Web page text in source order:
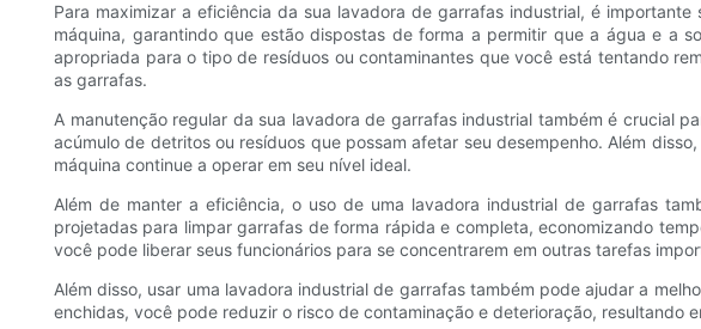
Para maximizar a eficiência da sua lavadora de garrafas industrial, é
máquina, garantindo que estão dispostas de forma a permitir que a água e a
apropriada para o tipo de resíduos ou contaminantes que você está tentando
as garrafas.
A manutenção regular da sua lavadora de garrafas industrial também é crucial
acúmulo de detritos ou resíduos que possam afetar seu desempenho. Além
máquina continue a operar em seu nível ideal.
Além de manter a eficiência, o uso de uma lavadora industrial de garrafas
projetadas para limpar garrafas de forma rápida e completa, economizando
você pode liberar seus funcionários para se concentrarem em outras tarefas
Além disso, usar uma lavadora industrial de garrafas também pode ajudar a
enchidas, você pode reduzir o risco de contaminação e deterioração, resultando